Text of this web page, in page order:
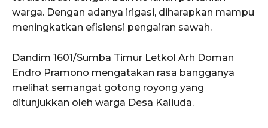
warga. Dengan adanya irigasi, diharapkan mampu
meningkatkan efisiensi pengairan sawah.
Dandim 1601/Sumba Timur Letkol Arh Doman
Endro Pramono mengatakan rasa bangganya
melihat semangat gotong royong yang
ditunjukkan oleh warga Desa Kaliuda.